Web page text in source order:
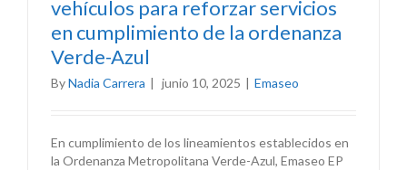
vehículos para reforzar servicios
en cumplimiento de la ordenanza
Verde-Azul
ByNadia Carrera | junio 10, 2025 | Emaseo
En cumplimiento de los lineamientos establecidos en
la Ordenanza Metropolitana Verde-Azul, Emaseo EP